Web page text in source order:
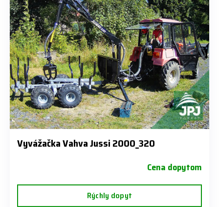
Vyvážačka Vahva Jussi 2000_320
Cena dopytom
Rýchly dopyt